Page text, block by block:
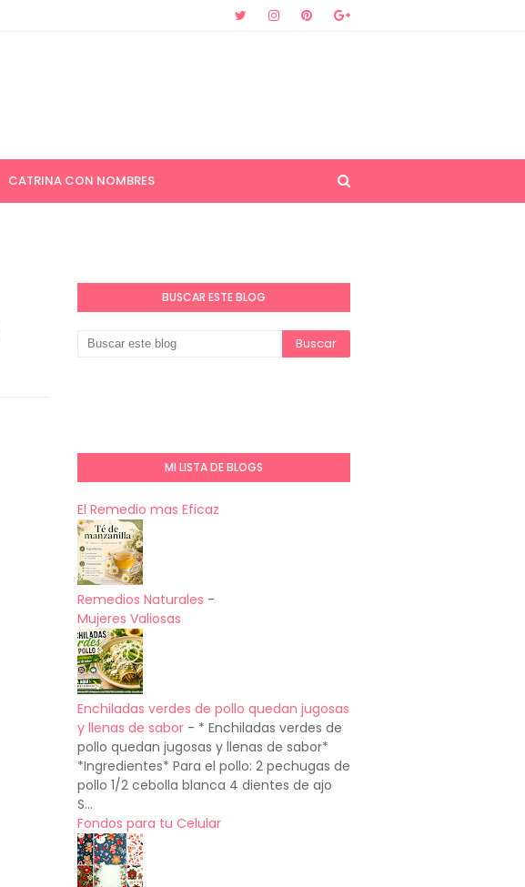
CATRINA CON NOMBRES
BUSCAR ESTE BLOG
MI LISTA DE BLOGS
El Remedio mas Eficaz
Remedios Naturales -
Mujeres Valiosas
Enchiladas verdes de pollo quedan jugosas
y llenas de sabor - * Enchiladas verdes de
pollo quedan jugosas y llenas de sabor*
*Ingredientes* Para el pollo: 2 pechugas de
pollo 1/2 cebolla blanca 4 dientes de ajo
S...
Fondos para tu Celular